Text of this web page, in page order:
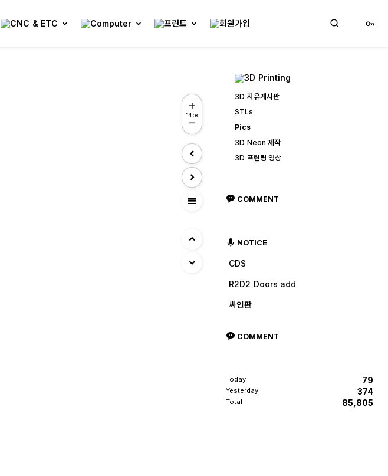
14px
view_headline
3D 자유게시판
STLs
Pics
3D Neon 제작
3D 프린팅 영상
COMMENT
NOTICE
CDS
R2D2 Doors add
싸인판
COMMENT
Today 79
Yesterday 374
Total 85,805